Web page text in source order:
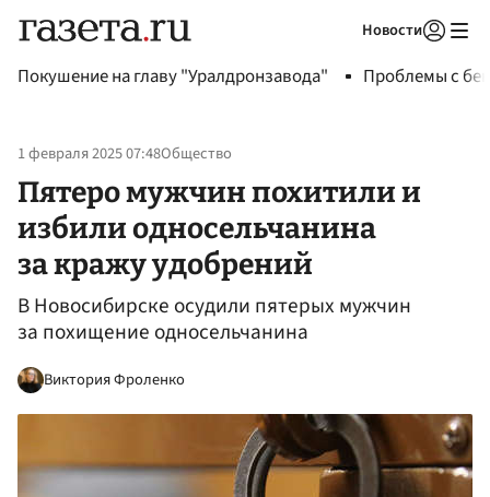
Новости
Покушение на главу "Уралдронзавода" Проблемы с
1 февраля 2025 07:48Общество
Пятеро мужчин похитили и
избили односельчанина
за кражу удобрений
В Новосибирске осудили пятерых мужчин
за похищение односельчанина
Виктория Фроленко